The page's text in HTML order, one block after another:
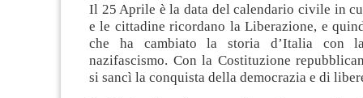
Il 25 Aprile è la data del calendario civile in
e le cittadine ricordano la Liberazione, e
che ha cambiato la storia d’Italia con
nazifascismo. Con la Costituzione
si sancì la conquista della democrazia e di